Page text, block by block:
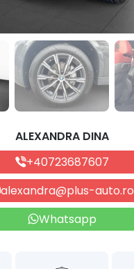
ALEXANDRA DINA
+40723687607
alexandra@plus-auto.ro
Whatsapp